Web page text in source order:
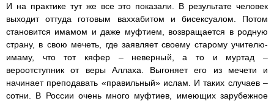
И на практике тут же все это показали. В результате человек
выходит оттуда готовым ваххабитом и бисексуалом. Потом
становится имамом и даже муфтием, возвращается в родную
страну, в свою мечеть, где заявляет своему старому учителю-
имаму, что тот кяфер – неверный, а то и муртад –
вероотступник от веры Аллаха. Выгоняет его из мечети и
начинает преподавать «правильный» ислам. И таких случаев –
сотни. В России очень много муфтиев, имеющих зарубежное